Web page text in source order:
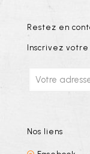
Restez en
Inscrivez
Nos liens